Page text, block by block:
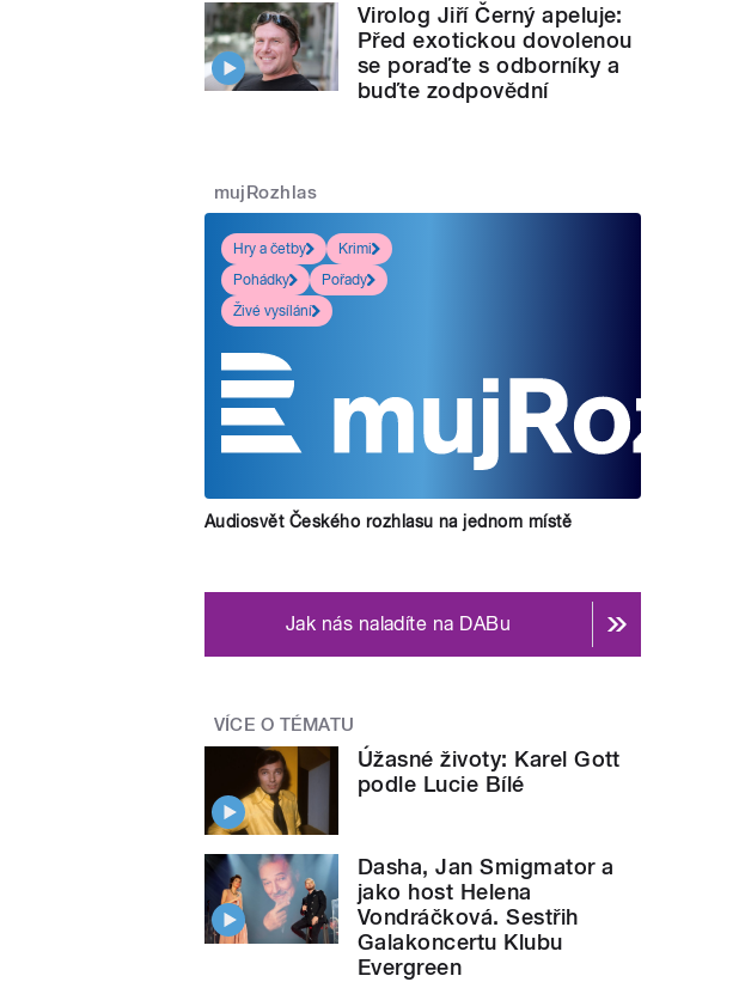
Virolog Jiří Černý apeluje:
Před exotickou dovolenou
se poraďte s odborníky a
buďte zodpovědní
mujRozhlas
Hry a četby
Krimi
Pohádky
Pořady
Živé vysílání
Audiosvět Českého rozhlasu na jednom místě
Jak nás naladíte na DABu
VÍCE O TÉMATU
Úžasné životy: Karel Gott
podle Lucie Bílé
Dasha, Jan Smigmator a
jako host Helena
Vondráčková. Sestřih
Galakoncertu Klubu
Evergreen